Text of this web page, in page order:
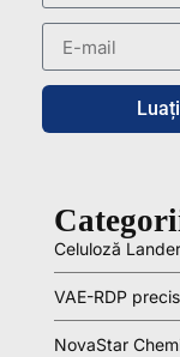
Celuloză
VAE-RDP precis
NovaStar